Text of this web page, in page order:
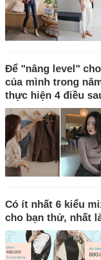
Để "nâng level"
của mình trong
thực hiện 4 điều
Có ít nhất 6 kiểu
cho bạn thử, nhất